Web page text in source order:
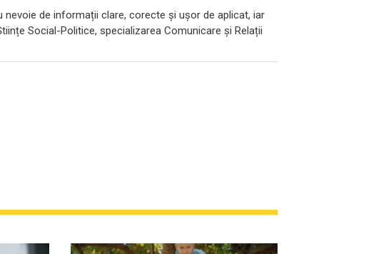
nevoie de informații clare, corecte și ușor de aplicat, iar
Social-Politice, specializarea Comunicare și Relații